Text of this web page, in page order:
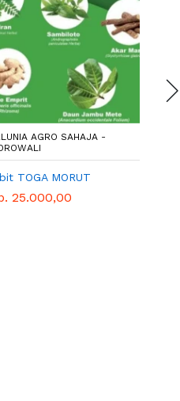
AGRO SAHAJA -
TOGA MORUT
25.000,00